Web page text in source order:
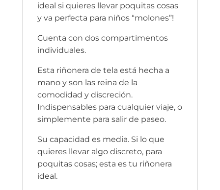
ideal si quieres llevar poquitas cosas
y va perfecta para niños “molones”!
Cuenta con dos compartimentos
individuales.
Esta riñonera de tela está hecha a
mano y son las reina de la
comodidad y discreción.
Indispensables para cualquier viaje, o
simplemente para salir de paseo.
Su capacidad es media. Si lo que
quieres llevar algo discreto, para
poquitas cosas; esta es tu riñonera
ideal.